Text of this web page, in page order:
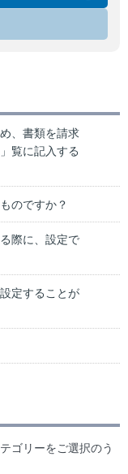
、書類を請求
覧に記入する
のですか？
際に、設定で
定することが
ゴリーをご選択のう